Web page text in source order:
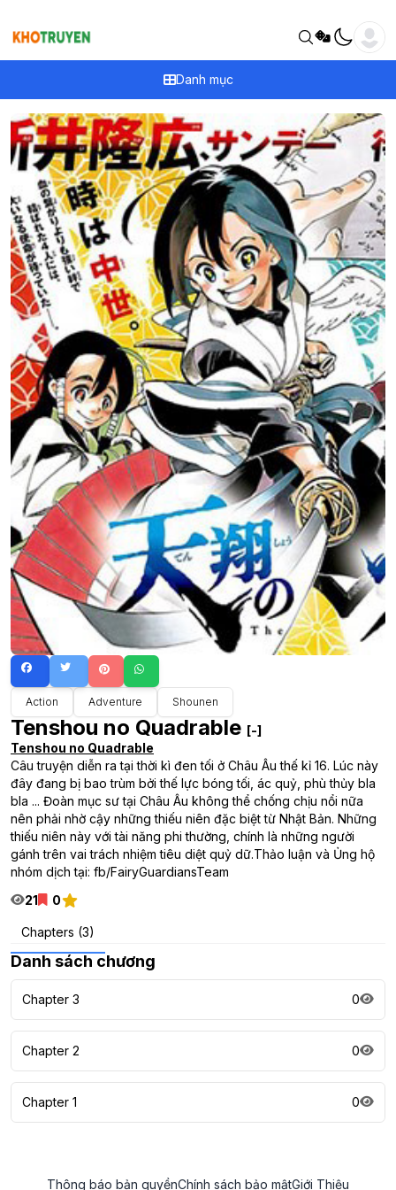
Danh mục
Action Adventure Shounen
Tenshou no Quadrable [-]
Tenshou no Quadrable
Câu truyện diễn ra tại thời kì đen tối ở Châu Âu thế kỉ 16. Lúc này
đây đang bị bao trùm bởi thế lực bóng tối, ác quỷ, phù thủy bla
bla ... Đoàn mục sư tại Châu Âu không thể chống chịu nổi nữa
nên phải nhờ cậy những thiếu niên đặc biệt từ Nhật Bản. Những
thiếu niên này với tài năng phi thường, chính là những người
gánh trên vai trách nhiệm tiêu diệt quỷ dữ.Thảo luận và Ủng hộ
nhóm dịch tại: fb/FairyGuardiansTeam
21
0
Chapters (3)
Danh sách chương
Chapter 3 0
Chapter 2 0
Chapter 1 0
Thông báo bản quyềnChính sách bảo mậtGiới Thiệu